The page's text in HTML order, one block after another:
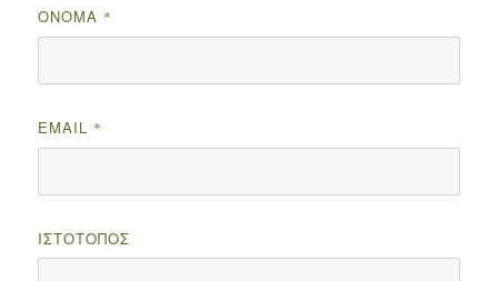
ΌΝΟΜΑ *
EMAIL *
ΙΣΤΌΤΟΠΟΣ